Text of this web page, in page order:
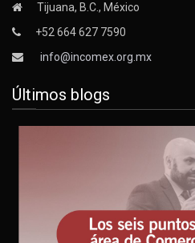
Tijuana, B.C., México
+52 664 627 7590
info@incomex.org.mx
Últimos blogs